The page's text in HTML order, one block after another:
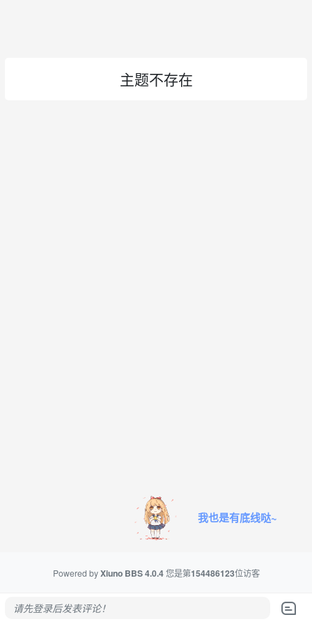
主题不存在
我也是有底线哒~
Powered byXiuno BBS4.0.4 您是第154486123位访客
请先登录后发表评论！